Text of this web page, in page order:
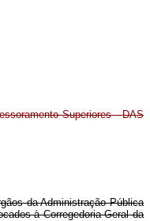
Superiores - DAS
da Administração Pública
à Corregedoria-Geral da